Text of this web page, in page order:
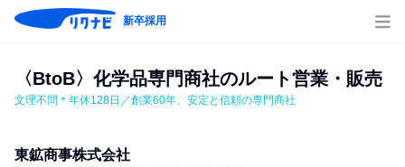
新卒採用
〈BtoB〉化学品専門商社のルート営業・販売
文理不問＊年休128日／創業60年、安定と信頼の専門商社
東鉱商事株式会社